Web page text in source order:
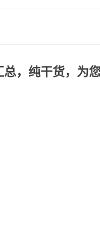
，纯干货，为您